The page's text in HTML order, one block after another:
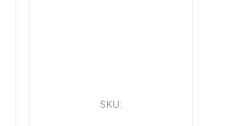
SKU: